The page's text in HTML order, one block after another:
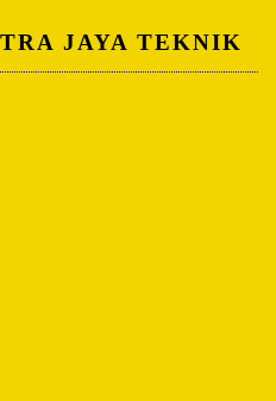
JAYA TEKNIK